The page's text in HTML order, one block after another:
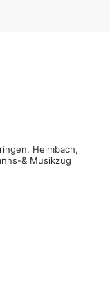
Heimbach,
& Musikzug